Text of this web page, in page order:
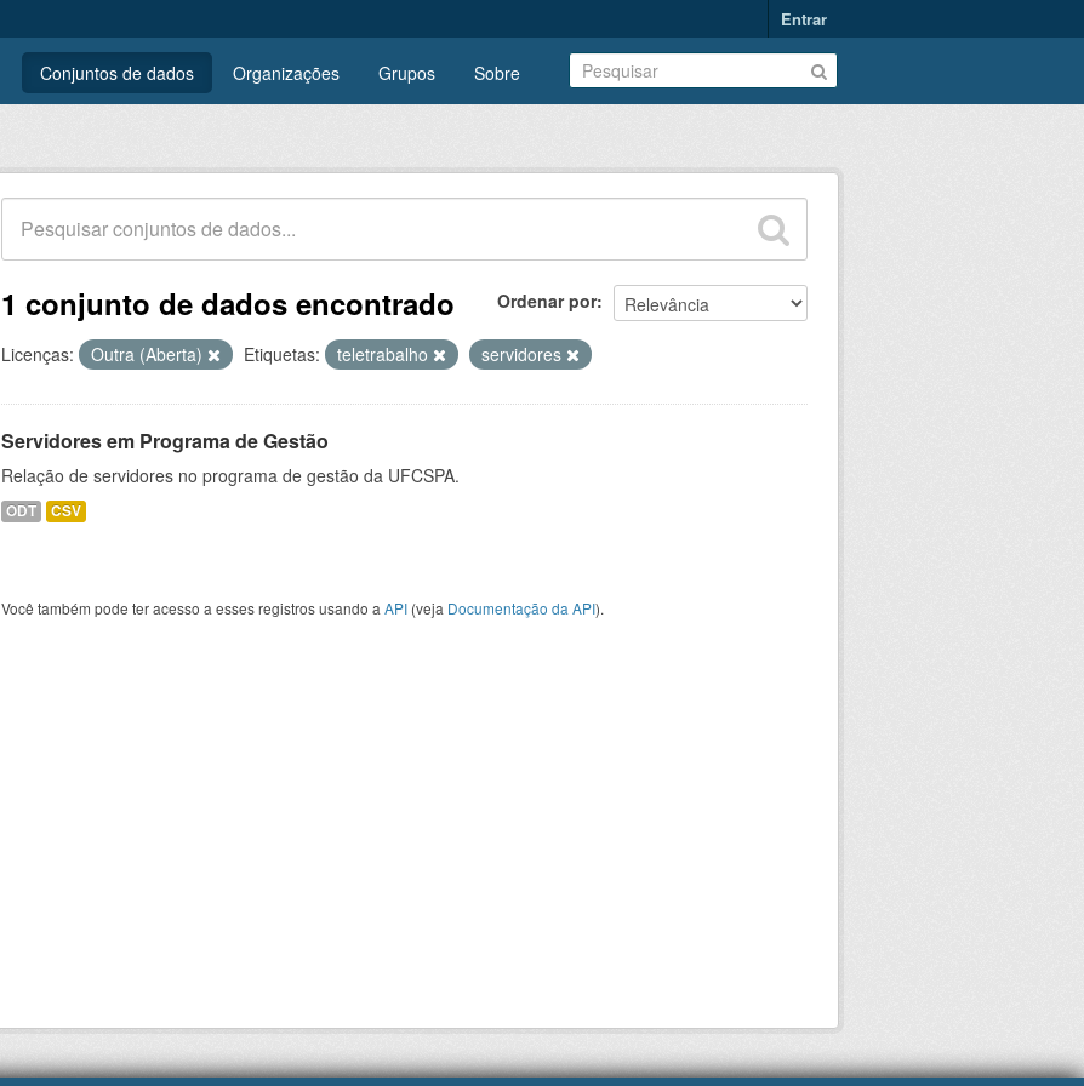
Entrar
Conjuntos de dados Organizações Grupos Sobre
Ordenar por
1 conjunto de dados encontrado
Licenças: Outra (Aberta) Etiquetas: teletrabalho servidores
Servidores em Programa de Gestão
Relação de servidores no programa de gestão da UFCSPA.
ODT CSV
Você também pode ter acesso a esses registros usando a API (veja Documentação da API).